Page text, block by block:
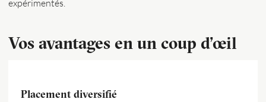
expérimentés.
Vos avantages en un coup d’œil
Placement diversifié